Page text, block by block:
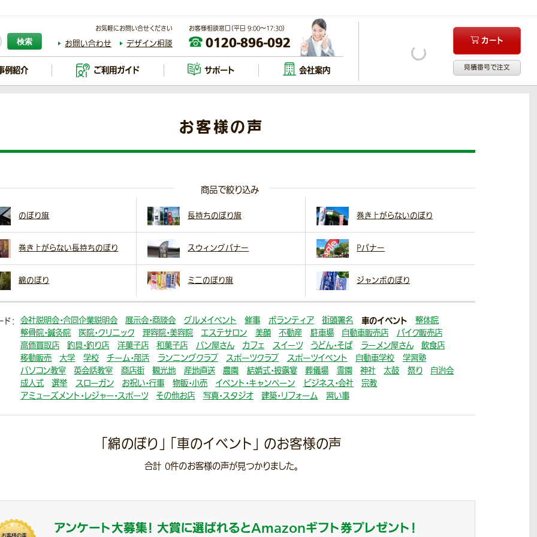
検索
お気軽にお問い合せください
お問い合わせ デザイン相談
お客様相談窓口（平日 9:00～17:30）
0120-896-092 カート
見積番号で注文
例紹介 ご利用ガイド サポート 会社案内
お客様の声
商品で絞り込み
のぼり旗 長持ちのぼり旗 巻き上がらないのぼり
巻き上がらない長持ちのぼり スウィングバナー Pバナー
綿のぼり ミニのぼり旗 ジャンボのぼり
： 会社説明会・合同企業説明会 展示会・商談会 グルメイベント 催事 ボランティア 街頭署名 車のイベント
整体院
整骨院・鍼灸院
医院・クリニック 理容院・美容院 エステサロン 美顔 不動産 駐車場 自動車販売店
バイク販売店
高価買取店
釣具・釣り店 洋菓子店 和菓子店 パン屋さん カフェ スイーツ うどん・そば ラーメン屋さん
飲食店
移動販売
大学 学校 チーム・部活 ランニングクラブ スポーツクラブ スポーツイベント 自動車学校
学習塾
パソコン教室
英会話教室 商店街 観光地 産地直送 農園 結婚式・披露宴 葬儀場 霊園 神社 太鼓 祭り
自治会
成人式
選挙 スローガン お祝い・行事 物販・小売 イベント・キャンペーン ビジネス・会社
宗教
アミューズメント・レジャー・スポーツ
その他お店 写真・スタジオ 建築・リフォーム 習い事
「綿のぼり」 「車のイベント」 のお客様の声
合計 0件のお客様の声が見つかりました。
アンケート大募集！ 大賞に選ばれるとAmazonギフト券プレゼント！